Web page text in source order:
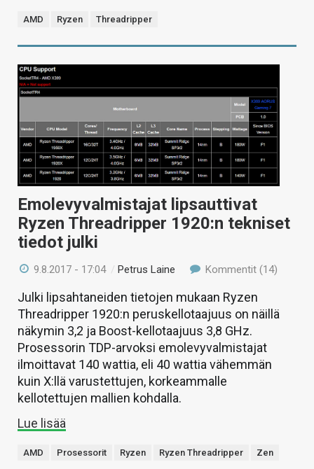
AMD Ryzen Threadripper
Emolevyvalmistajat lipsauttivat
Ryzen Threadripper 1920:n tekniset
tiedot julki
9.8.2017 - 17:04 /Petrus Laine Kommentit (14)
Julki lipsahtaneiden tietojen mukaan Ryzen
Threadripper 1920:n peruskellotaajuus on näillä
näkymin 3,2 ja Boost-kellotaajuus 3,8 GHz.
Prosessorin TDP-arvoksi emolevyvalmistajat
ilmoittavat 140 wattia, eli 40 wattia vähemmän
kuin X:llä varustettujen, korkeammalle
kellotettujen mallien kohdalla.
Lue lisää
AMD Prosessorit Ryzen Ryzen Threadripper Zen